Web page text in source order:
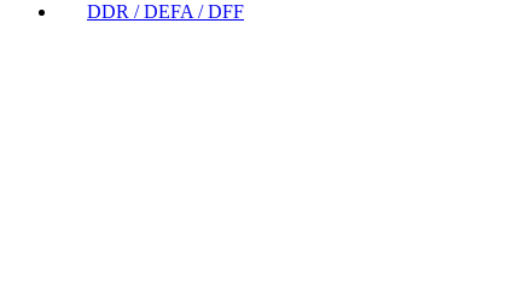
DDR / DEFA / DFF